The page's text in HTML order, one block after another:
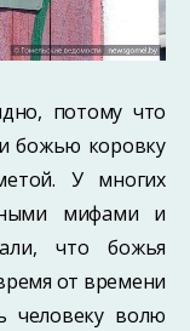
потому что
божью коровку
У многих
мифами и
что божья
от времени
человеку волю